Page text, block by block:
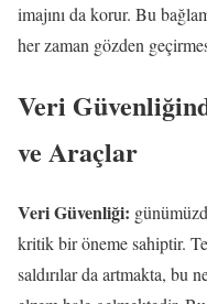
imajını da korur. Bu
her zaman gözden
Veri
ve Araçlar
Veri Güvenliği:
kritik bir öneme sahiptir.
saldırılar da artmakta, bu